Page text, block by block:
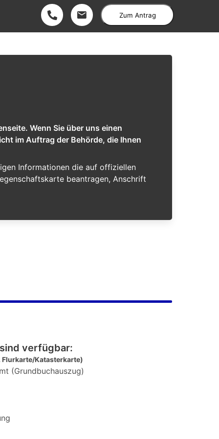
Zum Antrag
Wenn Sie über uns einen
im Auftrag der Behörde, die Ihnen
Informationen die auf offiziellen
beantragen, Anschrift
verfügbar:
Flurkarte/Katasterkarte)
(Grundbuchauszug)